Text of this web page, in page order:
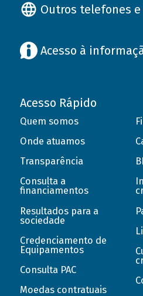
Outros telefones e
Acesso à
Acesso Rápido
Quem somos
Onde atuamos
Transparência
Consulta a
financiamentos
Resultados para a
sociedade
Credenciamento de
Equipamentos
Consulta PAC
Moedas contratuais